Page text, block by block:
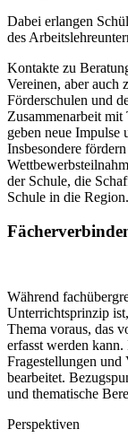
Dabei erlangen
des
Kontakte zu
Vereinen, aber auch
Förderschulen und
Zusammenarbeit
geben neue Impulse
Insbesondere
der Schule, die
Schule in die Region.
Während
Unterrichtsprinzip
Thema voraus, das
erfasst werden
Fragestellungen und
bearbeitet.
und thematische
Perspektiven